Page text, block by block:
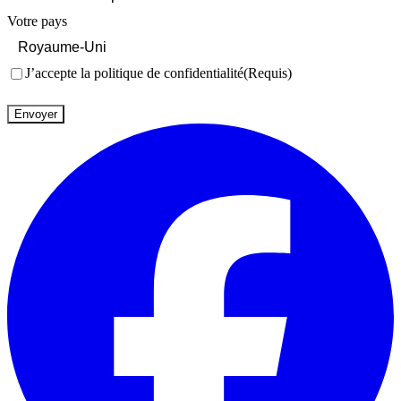
Votre pays
Consentement(Requis)
J’accepte la politique de confidentialité(Requis)